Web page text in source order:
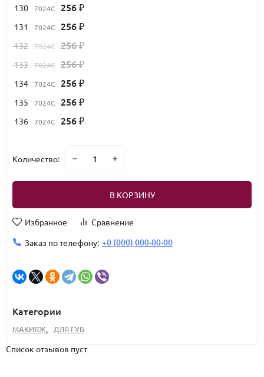
130 7024C 256 ₽
131 7024C 256 ₽
132 7024C 256₽
133 7024C 256₽
134 7024C 256 ₽
135 7024C 256 ₽
136 7024C 256 ₽
Количество:
В КОРЗИНУ
Избранное
Сравнение
Заказ по телефону: +0 (000) 000-00-00
Категории
МАКИЯЖ, ДЛЯ ГУБ
Список отзывов пуст